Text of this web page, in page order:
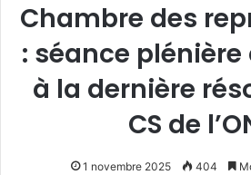
Chambre des
: séance
à la dernière
CS de
1 novembre 2025 404